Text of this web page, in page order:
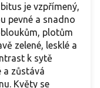
je vzpřímený,
pevné a snadno
plotům
zelené, lesklé a
k sytě
a zůstává
Květy se